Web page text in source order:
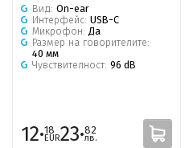
Вид: On-ear
Интерфейс: USB-C
Микрофон: Да
Размер на говорителите:
40 мм
Чувствителност: 96 dB
12·18
EUR23·82
лв.